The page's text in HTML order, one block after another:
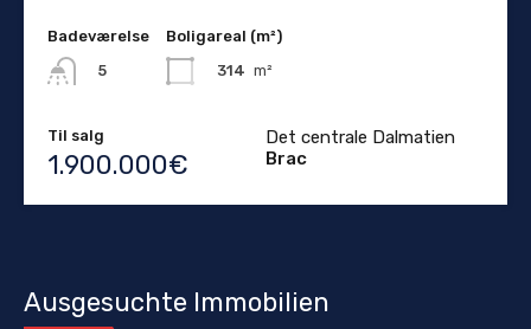
Badeværelse
5
Boligareal (m²)
314 m²
Til salg
1.900.000€
Det centrale Dalmatien
Brac
Ausgesuchte Immobilien